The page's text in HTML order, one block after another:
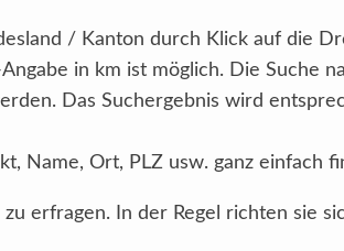
/ Kanton durch Klick auf die
in km ist möglich. Die Suche
Das Suchergebnis wird
Name, Ort, PLZ usw. ganz einfach
erfragen. In der Regel richten sie